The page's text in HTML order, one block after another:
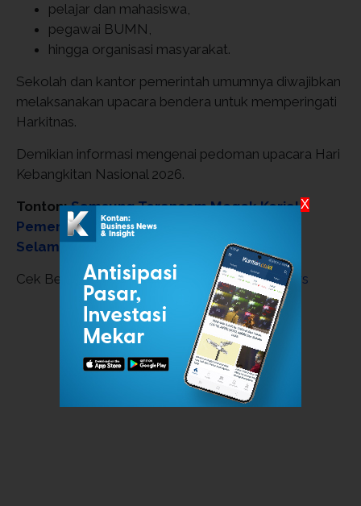
pelajar dan mahasiswa,
pegawai BUMN,
hingga organisasi masyarakat.
Sekolah dan kantor pemerintah umumnya diwajibkan
melaksanakan upacara bendera untuk memperingati
Harkitnas.
Demikian informasi mengenai pedoman upacara Hari
Kebangkitan Nasional 2026.
Tonton:Samsung Terancam Mogok Kerja!
Pemerintah Korea Selatan Turun Tangan
Selamatkan Raksasa Chip Dunia
Cek Berita dan Artikel yang lain diGoogle News
X